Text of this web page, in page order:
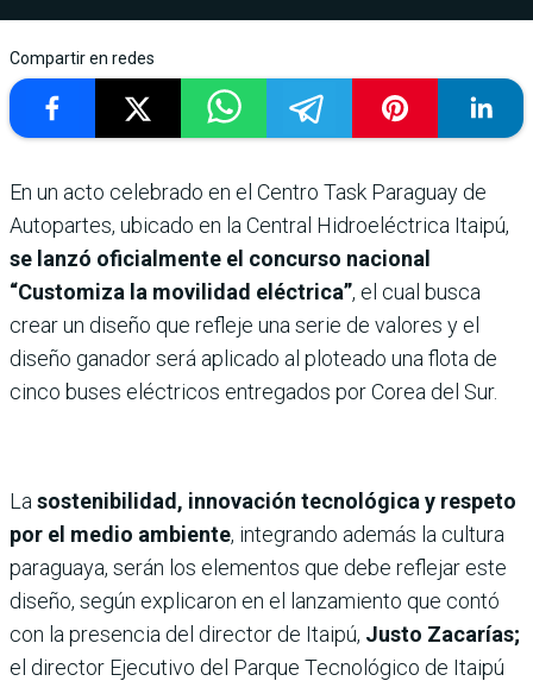
Compartir en redes
En un acto celebrado en el Centro Task Paraguay de
Autopartes, ubicado en la Central Hidroeléctrica Itaipú,
se lanzó oficialmente el concurso nacional
“Customiza la movilidad eléctrica”, el cual busca
crear un diseño que refleje una serie de valores y el
diseño ganador será aplicado al ploteado una flota de
cinco buses eléctricos entregados por Corea del Sur.
La sostenibilidad, innovación tecnológica y respeto
por el medio ambiente, integrando además la cultura
paraguaya, serán los elementos que debe reflejar este
diseño, según explicaron en el lanzamiento que contó
con la presencia del director de Itaipú, Justo Zacarías;
el director Ejecutivo del Parque Tecnológico de Itaipú